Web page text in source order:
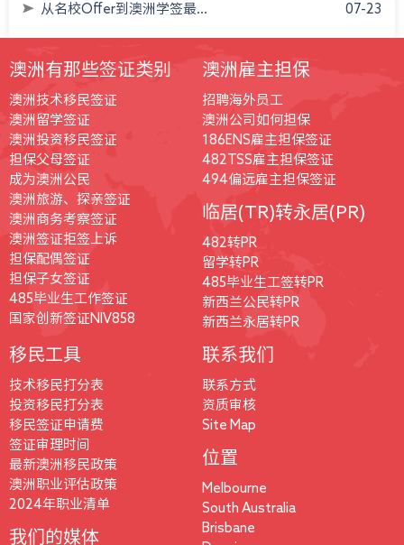
从名校Offer到澳洲学签最... 07-23
澳洲有那些签证类别
澳洲技术移民签证
澳洲留学签证
澳洲投资移民签证
担保父母签证
成为澳洲公民
澳洲旅游、探亲签证
澳洲商务考察签证
澳洲签证拒签上诉
担保配偶签证
担保子女签证
485毕业生工作签证
国家创新签证NIV858
澳洲雇主担保
招聘海外员工
澳洲公司如何担保
186ENS雇主担保签证
482TSS雇主担保签证
494偏远雇主担保签证
临居(TR)转永居(PR)
482转PR
留学转PR
485毕业生工签转PR
新西兰公民转PR
新西兰永居转PR
移民工具
技术移民打分表
投资移民打分表
移民签证申请费
签证审理时间
最新澳洲移民政策
澳洲职业评估政策
2024年职业清单
我们的媒体
联系我们
联系方式
资质审核
Site Map
位置
Melbourne
South Australia
Brisbane